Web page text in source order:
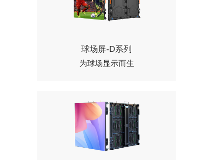
球场屏-D系列
为球场显示而生